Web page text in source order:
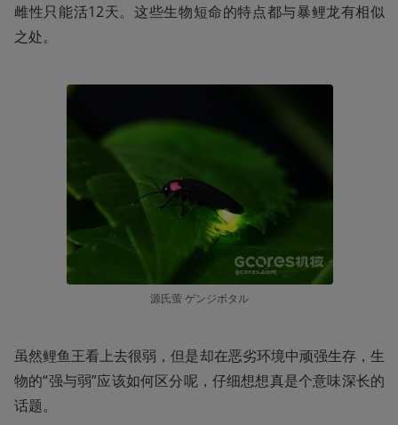
雌性只能活12天。这些生物短命的特点都与暴鲤龙有相似
之处。
源氏萤 ゲンジボタル
虽然鲤鱼王看上去很弱，但是却在恶劣环境中顽强生存，生
物的“强与弱”应该如何区分呢，仔细想想真是个意味深长的
话题。